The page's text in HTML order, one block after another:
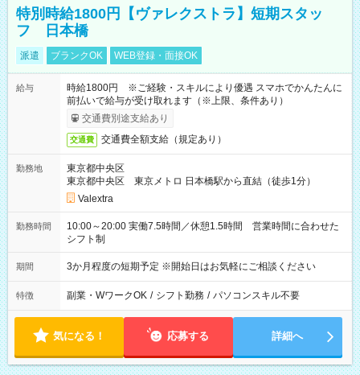
特別時給1800円【ヴァレクストラ】短期スタッ
フ 日本橋
派遣 ブランクOK WEB登録・面接OK
給与
時給1800円 ※ご経験・スキルにより優遇 スマホでかんたんに
前払いで給与が受け取れます（※上限、条件あり）
交通費別途支給あり
交通費 交通費全額支給（規定あり）
勤務地
東京都中央区
東京都中央区 東京メトロ 日本橋駅から直結（徒歩1分）
Valextra
勤務時間
10:00～20:00 実働7.5時間／休憩1.5時間 営業時間に合わせた
シフト制
期間 3か月程度の短期予定 ※開始日はお気軽にご相談ください
特徴 副業・WワークOK / シフト勤務 / パソコンスキル不要
気になる！ 応募する 詳細へ